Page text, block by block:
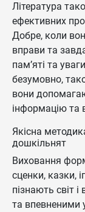
Література
ефективних
Добре, коли
вправи та
пам’яті та
безумовно,
вони
інформацію та
Якісна
дошкільнят
Виховання
сценки, казки,
пізнають світ
та впевненими